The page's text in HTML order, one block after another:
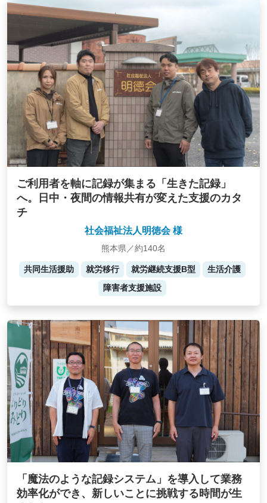
ご利用者を軸に記録が集まる「生きた記録」
へ。日中・夜間の情報共有が変えた支援のカタ
チ
社会福祉法人明徳会 様
熊本県／約140名
共同生活援助 就労移行 就労継続支援B型
生活介護
障害者支援施設
「魔法のような記録システム」を導入して業務
効率化ができ、新しいことに挑戦する時間が生